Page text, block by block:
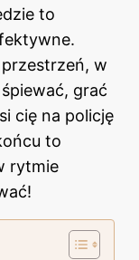
to
w
grać
cię na policję
to
rytmie